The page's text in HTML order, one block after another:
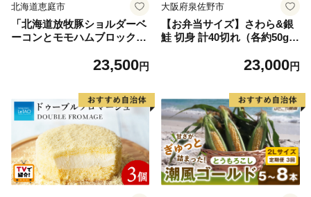
北海道恵庭市
「北海道放牧豚ショルダーベ
ーコンとモモハムブロック」
輪」10個セット【C990310
23,500円
大阪府泉佐野市
【お弁当サイズ】さわら&銀
鮭 切身 計40切れ（各約50g×
23,000円